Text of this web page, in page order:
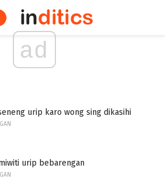
ad
urip karo wong sing dikasihi
urip bebarengan